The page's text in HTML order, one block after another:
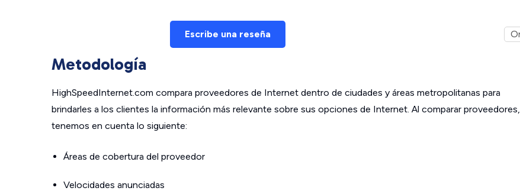
Escribe una reseña
Metodología
HighSpeedInternet.com compara proveedores de Internet dentro de ciudades y áreas metropolitanas para
brindarles a los clientes la información más relevante sobre sus opciones de Internet. Al comparar proveedores,
tenemos en cuenta lo siguiente:
Áreas de cobertura del proveedor
Velocidades anunciadas